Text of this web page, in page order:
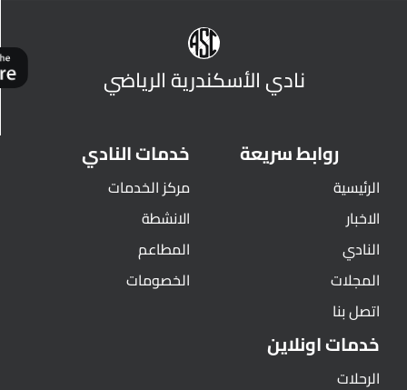
نادي الأسكندرية الرياضي
روابط سريعة
الرئيسية
الاخبار
النادي
المجلات
اتصل بنا
خدمات النادي
مركز الخدمات
الانشطة
المطاعم
الخصومات
خدمات اونلاين
الرحلات